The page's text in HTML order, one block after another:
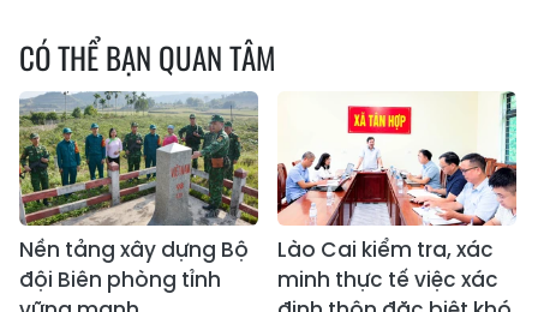
CÓ THỂ BẠN QUAN TÂM
Nền tảng xây dựng Bộ
đội Biên phòng tỉnh
Lào Cai kiểm tra, xác
minh thực tế việc xác